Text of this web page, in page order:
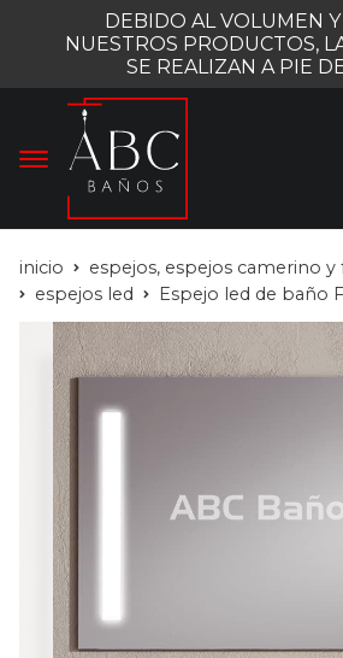
DEBIDO AL VOLUMEN
NUESTROS PRODUCTOS,
SE REALIZAN A PIE
inicio
espejos, espejos camerino y
espejos led
Espejo led de baño